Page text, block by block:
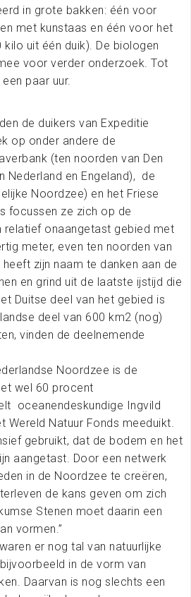
in grote bakken: één voor
met kunstaas en één voor het
uit één duik). De biologen
voor verder onderzoek. Tot
paar uur.
de duikers van Expeditie
op onder andere de
(ten noorden van Den
Nederland en Engeland), de
Noordzee) en het Friese
focussen ze zich op de
relatief onaangetast gebied met
meter, even ten noorden van
zijn naam te danken aan de
en grind uit de laatste ijstijd die
Duitse deel van het gebied is
deel van 600 km2 (nog)
vinden de deelnemende
Noordzee is de
wel 60 procent
oceanendeskundige Ingvild
Wereld Natuur Fonds meeduikt.
gebruikt, dat de bodem en het
aangetast. Door een netwerk
in de Noordzee te creëren,
de kans geven om zich
Stenen moet daarin een
vormen.”
er nog tal van natuurlijke
in de vorm van
Daarvan is nog slechts een